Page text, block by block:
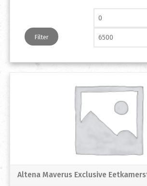
Altena Maverus Exclusive
Min. prijs
Filter